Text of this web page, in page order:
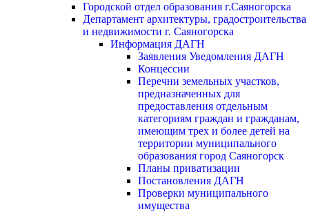
Городской отдел образования г.Саяногорска
Департамент архитектуры, градостроительства
и недвижимости г. Саяногорска
Информация ДАГН
Заявления Уведомления ДАГН
Концессии
Перечни земельных участков,
предназначенных для
предоставления отдельным
категориям граждан и гражданам,
имеющим трех и более детей на
территории муниципального
образования город Саяногорск
Планы приватизации
Постановления ДАГН
Проверки муниципального
имущества